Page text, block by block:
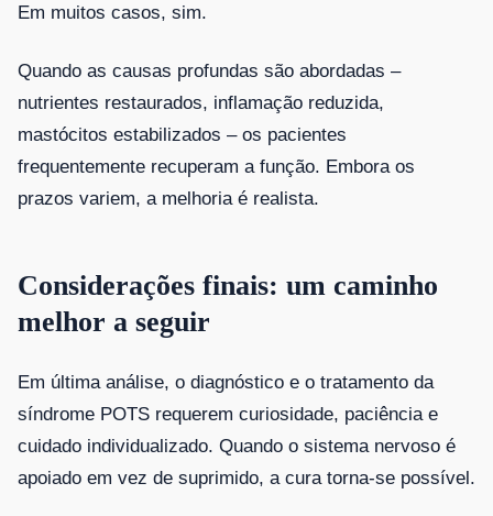
Em muitos casos, sim.
Quando as causas profundas são abordadas –
nutrientes restaurados, inflamação reduzida,
mastócitos estabilizados – os pacientes
frequentemente recuperam a função. Embora os
prazos variem, a melhoria é realista.
Considerações finais: um caminho
melhor a seguir
Em última análise, o diagnóstico e o tratamento da
síndrome POTS requerem curiosidade, paciência e
cuidado individualizado. Quando o sistema nervoso é
apoiado em vez de suprimido, a cura torna-se possível.